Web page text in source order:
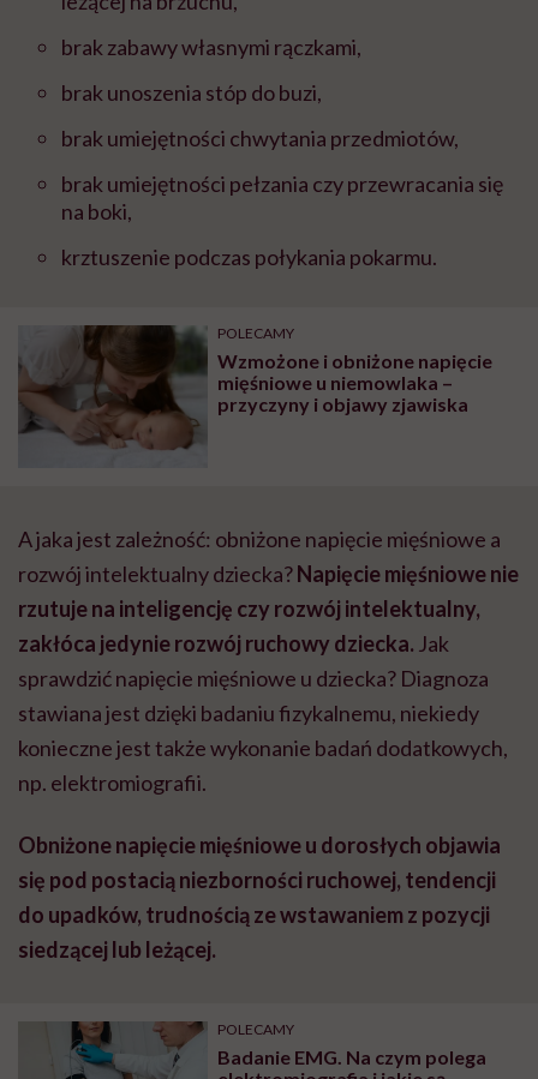
brak zabawy własnymi rączkami,
brak unoszenia stóp do buzi,
brak umiejętności chwytania przedmiotów,
brak umiejętności pełzania czy przewracania się
na boki,
krztuszenie podczas połykania pokarmu.
POLECAMY
Wzmożone i obniżone napięcie
mięśniowe u niemowlaka –
przyczyny i objawy zjawiska
A jaka jest zależność: obniżone napięcie mięśniowe a
rozwój intelektualny dziecka?Napięcie mięśniowe nie
rzutuje na inteligencję czy rozwój intelektualny,
zakłóca jedynie rozwój ruchowy dziecka. Jak
sprawdzić napięcie mięśniowe u dziecka? Diagnoza
stawiana jest dzięki badaniu fizykalnemu, niekiedy
konieczne jest także wykonanie badań dodatkowych,
np. elektromiografii.
Obniżone napięcie mięśniowe u dorosłych objawia
się pod postacią niezborności ruchowej, tendencji
do upadków, trudnością ze wstawaniem z pozycji
siedzącej lub leżącej.
POLECAMY
Badanie EMG. Na czym polega